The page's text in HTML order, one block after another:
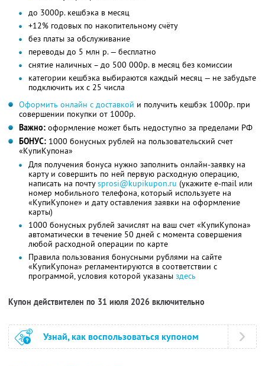
до 3000р. кешбэка в месяц
+12% годовых по накопительному счёту
без платы за обслуживание
переводы до 5 млн р. — бесплатно
снятие наличных – до 500 000р. в месяц без комиссии
категории кешбэка выбираются каждый месяц — не забудьте
подключить их с 25 числа
Оформить онлайн с доставкой и получить кешбэк 1000р. при
совершении покупки от 1000р.
Важно: оформление может быть недоступно за пределами РФ
БОНУС: 1000 бонусных рублей на пользовательский счет
«КупиКупона»
Для получения бонуса нужно заполнить онлайн-заявку на
карту и совершить по ней первую расходную операцию,
написать на почтуsprosi@kupikupon.ru (укажите e-mail или
номер мобильного телефона, который используете на
«КупиКупоне» и дату оставления заявки на оформление
карты)
1000 бонусных рублей зачислят на ваш счет «КупиКупона»
автоматически в течение 50 дней с момента совершения
любой расходной операции по карте
Правила пользования бонусными рублями на сайте
«КупиКупона» регламентируются в соответствии с
программой, условия которой указаны здесь
Купон действителен по 31 июля 2026 включительно
Узнай, как воспользоваться купоном